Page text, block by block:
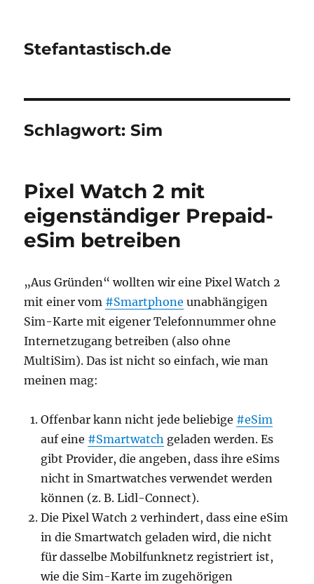
Stefantastisch.de
Schlagwort:Sim
Pixel Watch 2 mit
eigenständiger Prepaid-
eSim betreiben
„Aus Gründen“ wollten wir eine Pixel Watch 2
mit einer vom #Smartphone unabhängigen
Sim-Karte mit eigener Telefonnummer ohne
Internetzugang betreiben (also ohne
MultiSim). Das ist nicht so einfach, wie man
meinen mag:
Offenbar kann nicht jede beliebige #eSim
auf eine #Smartwatch geladen werden. Es
gibt Provider, die angeben, dass ihre eSims
nicht in Smartwatches verwendet werden
können (z. B. Lidl-Connect).
Die Pixel Watch 2 verhindert, dass eine eSim
in die Smartwatch geladen wird, die nicht
für dasselbe Mobilfunknetz registriert ist,
wie die Sim-Karte im zugehörigen